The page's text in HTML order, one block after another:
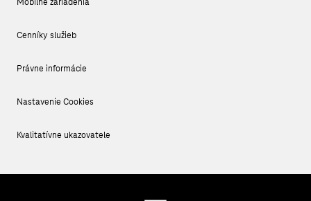
Cenníky služieb
Právne informácie
Nastavenie Cookies
Kvalitatívne ukazovatele